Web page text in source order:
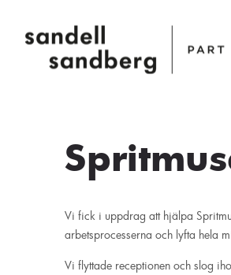
Vi fick i uppdrag att hjälpa
arbetsprocesserna och lyfta hela
Vi flyttade receptionen och slog